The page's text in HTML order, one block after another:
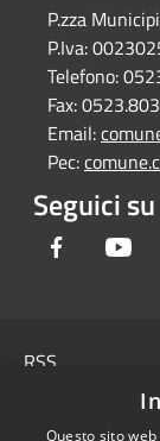
P.zza
P.Iva:
Telefono:
Fax:
Email:
Pec:
Seguici su
Facebook
RSS
Questo sito